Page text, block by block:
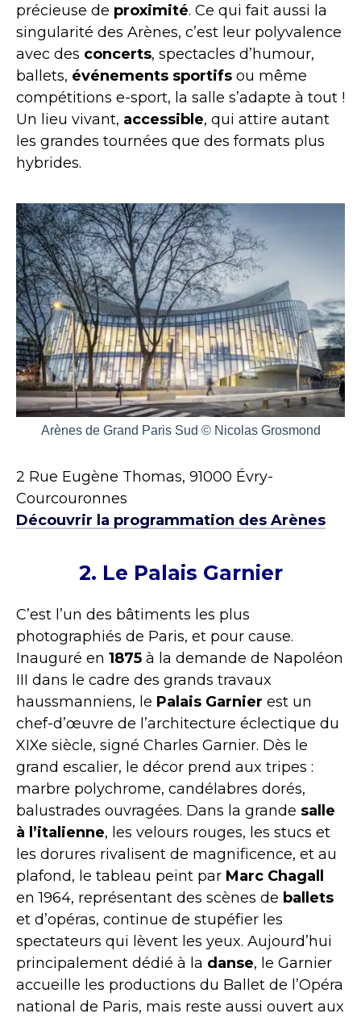
précieuse de proximité. Ce qui fait aussi la
singularité des Arènes, c’est leur polyvalence
avec des concerts, spectacles d’humour,
ballets, événements sportifs ou même
compétitions e-sport, la salle s’adapte à tout !
Un lieu vivant, accessible, qui attire autant
les grandes tournées que des formats plus
hybrides.
Arènes de Grand Paris Sud © Nicolas Grosmond
2 Rue Eugène Thomas, 91000 Évry-
Courcouronnes
Découvrir la programmation des Arènes
2. Le Palais Garnier
C’est l’un des bâtiments les plus
photographiés de Paris, et pour cause.
Inauguré en 1875 à la demande de Napoléon
III dans le cadre des grands travaux
haussmanniens, le Palais Garnier est un
chef-d’œuvre de l’architecture éclectique du
XIXe siècle, signé Charles Garnier. Dès le
grand escalier, le décor prend aux tripes :
marbre polychrome, candélabres dorés,
balustrades ouvragées. Dans la grande salle
à l’italienne, les velours rouges, les stucs et
les dorures rivalisent de magnificence, et au
plafond, le tableau peint par Marc Chagall
en 1964, représentant des scènes de ballets
et d’opéras, continue de stupéfier les
spectateurs qui lèvent les yeux. Aujourd’hui
principalement dédié à la danse, le Garnier
accueille les productions du Ballet de l’Opéra
national de Paris, mais reste aussi ouvert aux